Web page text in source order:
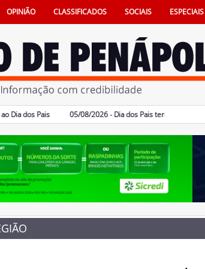
OPINIÃO CLASSIFICADOS SOCIAIS ESPECIAIS
Pais 05/08/2026 - Dia dos Pais terá sorteio de